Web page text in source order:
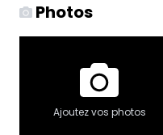
Photos
Ajoutez vos photos